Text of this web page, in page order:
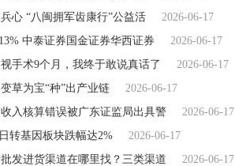
心 “八闽拥军齿康行”公益活
2026-06-17
中泰证券国金证券华西证券
2026-06-17
手术9个月，我终于敢说真话了
2026-06-17
草为宝“种”出产业链
2026-06-17
入核算错误被广东证监局出具警
2026-06-17
转基因板块跌幅达2%
2026-06-17
发进货渠道在哪里找？三类渠道
2026-06-17